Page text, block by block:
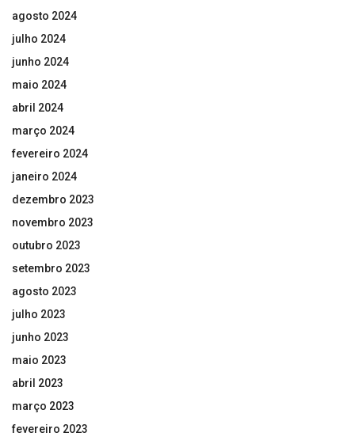
agosto 2024
julho 2024
junho 2024
maio 2024
abril 2024
março 2024
fevereiro 2024
janeiro 2024
dezembro 2023
novembro 2023
outubro 2023
setembro 2023
agosto 2023
julho 2023
junho 2023
maio 2023
abril 2023
março 2023
fevereiro 2023